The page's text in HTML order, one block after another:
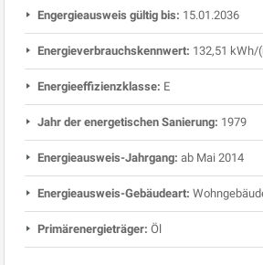
Engergieausweis gültig bis: 15.01.2036
Energieverbrauchskennwert: 132,51 kWh/
Energieeffizienzklasse: E
Jahr der energetischen Sanierung: 1979
Energieausweis-Jahrgang: ab Mai 2014
Energieausweis-Gebäudeart:
Primärenergieträger: Öl